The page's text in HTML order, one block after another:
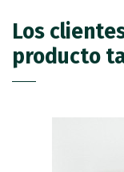
Los
producto